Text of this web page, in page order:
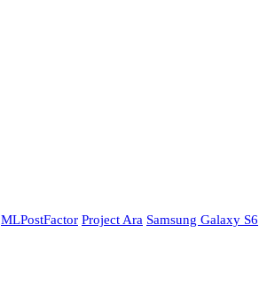
MLPostFactor Project Ara Samsung Galaxy S6